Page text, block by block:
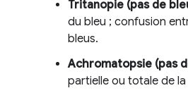
Tritanopie (pas de
du bleu ; confusion
bleus.
Achromatopsie (pas
partielle ou totale de